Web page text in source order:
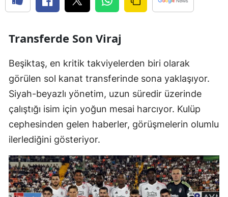
Transferde Son Viraj
Beşiktaş, en kritik takviyelerden biri olarak
görülen sol kanat transferinde sona yaklaşıyor.
Siyah-beyazlı yönetim, uzun süredir üzerinde
çalıştığı isim için yoğun mesai harcıyor. Kulüp
cephesinden gelen haberler, görüşmelerin olumlu
ilerlediğini gösteriyor.